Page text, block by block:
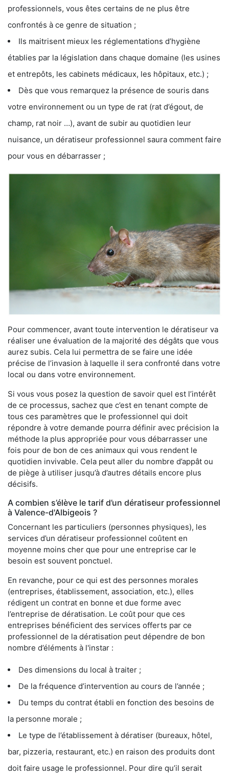
professionnels, vous êtes certains de ne plus être
confrontés à ce genre de situation ;
Ils maitrisent mieux les réglementations d’hygiène
établies par la législation dans chaque domaine (les usines
et entrepôts, les cabinets médicaux, les hôpitaux, etc.) ;
Dès que vous remarquez la présence de souris dans
votre environnement ou un type de rat (rat d’égout, de
champ, rat noir …), avant de subir au quotidien leur
nuisance, un dératiseur professionnel saura comment faire
pour vous en débarrasser ;
Pour commencer, avant toute intervention le dératiseur va
réaliser une évaluation de la majorité des dégâts que vous
aurez subis. Cela lui permettra de se faire une idée
précise de l’invasion à laquelle il sera confronté dans votre
local ou dans votre environnement.
Si vous vous posez la question de savoir quel est l’intérêt
de ce processus, sachez que c’est en tenant compte de
tous ces paramètres que le professionnel qui doit
répondre à votre demande pourra définir avec précision la
méthode la plus appropriée pour vous débarrasser une
fois pour de bon de ces animaux qui vous rendent le
quotidien invivable. Cela peut aller du nombre d’appât ou
de piège à utiliser jusqu’à d’autres détails encore plus
décisifs.
A combien s’élève le tarif d’un dératiseur professionnel
à Valence-d'Albigeois ?
Concernant les particuliers (personnes physiques), les
services d’un dératiseur professionnel coûtent en
moyenne moins cher que pour une entreprise car le
besoin est souvent ponctuel.
En revanche, pour ce qui est des personnes morales
(entreprises, établissement, association, etc.), elles
rédigent un contrat en bonne et due forme avec
l’entreprise de dératisation. Le coût pour que ces
entreprises bénéficient des services offerts par ce
professionnel de la dératisation peut dépendre de bon
nombre d’éléments à l'instar :
Des dimensions du local à traiter ;
De la fréquence d’intervention au cours de l’année ;
Du temps du contrat établi en fonction des besoins de
la personne morale ;
Le type de l’établissement à dératiser (bureaux, hôtel,
bar, pizzeria, restaurant, etc.) en raison des produits dont
doit faire usage le professionnel. Pour dire qu’il serait